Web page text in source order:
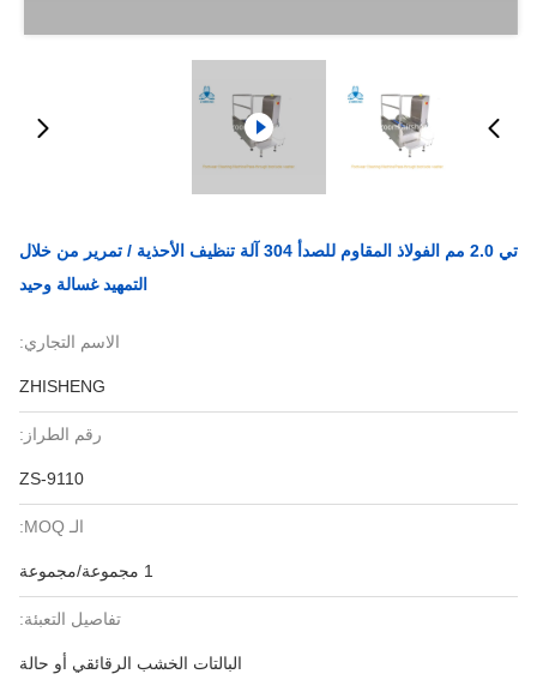
تي 2.0 مم الفولاذ المقاوم للصدأ 304 آلة تنظيف الأحذية / تمرير من خلال
التمهيد غسالة وحيد
الاسم التجاري:
ZHISHENG
رقم الطراز:
ZS-9110
الـ MOQ:
1 مجموعة/مجموعة
تفاصيل التعبئة:
البالتات الخشب الرقائقي أو حالة